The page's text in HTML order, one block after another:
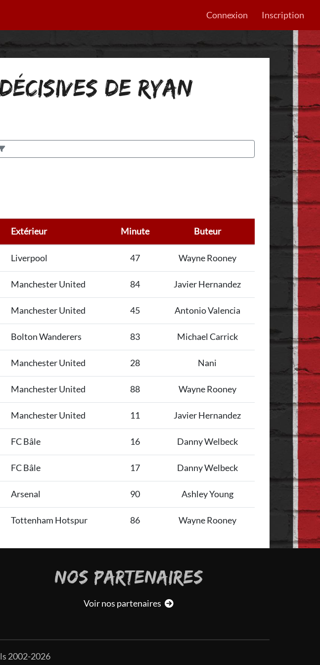
Connexion Inscription
DE RYAN
Extérieur Minute Buteur
Liverpool 47 Wayne Rooney
Manchester United 84 Javier Hernandez
Manchester United 45 Antonio Valencia
Bolton Wanderers 83 Michael Carrick
Manchester United 28 Nani
Manchester United 88 Wayne Rooney
Manchester United 11 Javier Hernandez
FC Bâle 16 Danny Welbeck
FC Bâle 17 Danny Welbeck
Arsenal 90 Ashley Young
Tottenham Hotspur 86 Wayne Rooney
NOS PARTENAIRES
Voir nos partenaires
2002-2026